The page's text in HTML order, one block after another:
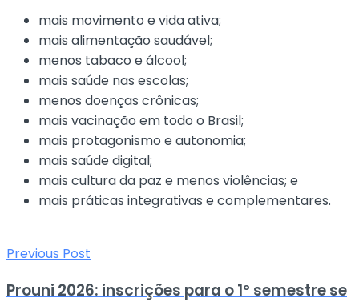
mais movimento e vida ativa;
mais alimentação saudável;
menos tabaco e álcool;
mais saúde nas escolas;
menos doenças crônicas;
mais vacinação em todo o Brasil;
mais protagonismo e autonomia;
mais saúde digital;
mais cultura da paz e menos violências; e
mais práticas integrativas e complementares.
Previous Post
Prouni 2026: inscrições para o 1º semestre se